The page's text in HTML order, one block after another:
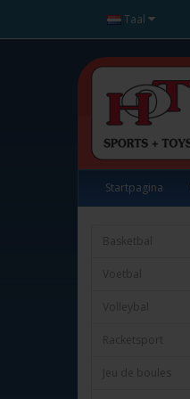
Taal
Startpagina
Basketbal
Voetbal
Volleybal
Racketsport
Jeu de boules